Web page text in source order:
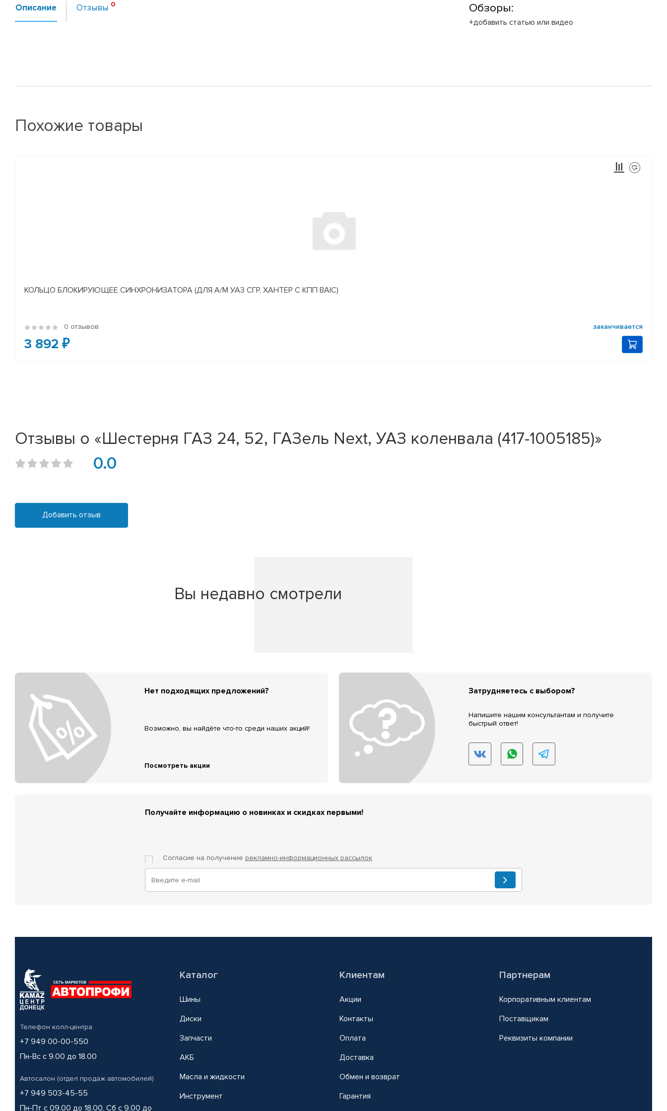
Описание Отзывы Обзоры:
+добавить статью или видео
Похожие товары
КОЛЬЦО БЛОКИРУЮЩЕЕ СИНХРОНИЗАТОРА (ДЛЯ А/М УАЗ СГР, ХАНТЕР С КПП BAIC)
0 отзывов заканчивается
3 892 ₽
Отзывы о «Шестерня ГАЗ 24, 52, ГАЗель Next, УАЗ коленвала (417-1005185)»
0.0
Добавить отзыв
Вы недавно смотрели
Нет подходящих предложений?
Возможно, вы найдёте что-то среди наших акций!
Посмотреть акции
Затрудняетесь с выбором?
Напишите нашим консультантам и получите
быстрый ответ!
Получайте информацию о новинках и скидках первыми!
Согласие на получение рекламно-информационных рассылок
Телефон колл-центра
+7 949 00-00-550
Пн-Вс с 9.00 до 18.00
Автосалон (отдел продаж автомобилей)
+7 949 503-45-55
Пн-Пт с 09.00 до 18.00, Сб с 9.00 до
Каталог
Шины
Диски
Запчасти
АКБ
Масла и жидкости
Инструмент
Клиентам
Акции
Контакты
Оплата
Доставка
Обмен и возврат
Гарантия
Партнерам
Корпоративным клиентам
Поставщикам
Реквизиты компании